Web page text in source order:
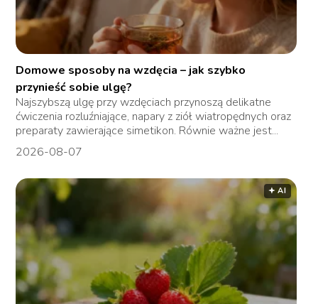
Domowe sposoby na wzdęcia – jak szybko
przynieść sobie ulgę?
Najszybszą ulgę przy wzdęciach przynoszą delikatne
ćwiczenia rozluźniające, napary z ziół wiatropędnych oraz
preparaty zawierające simetikon. Równie ważne jest...
2026-08-07
🟅 AI